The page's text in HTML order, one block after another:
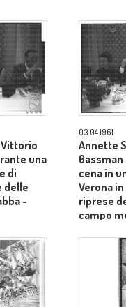
una
di
delle
-
03.04.1961
Annette
cena in
Verona
riprese
campo